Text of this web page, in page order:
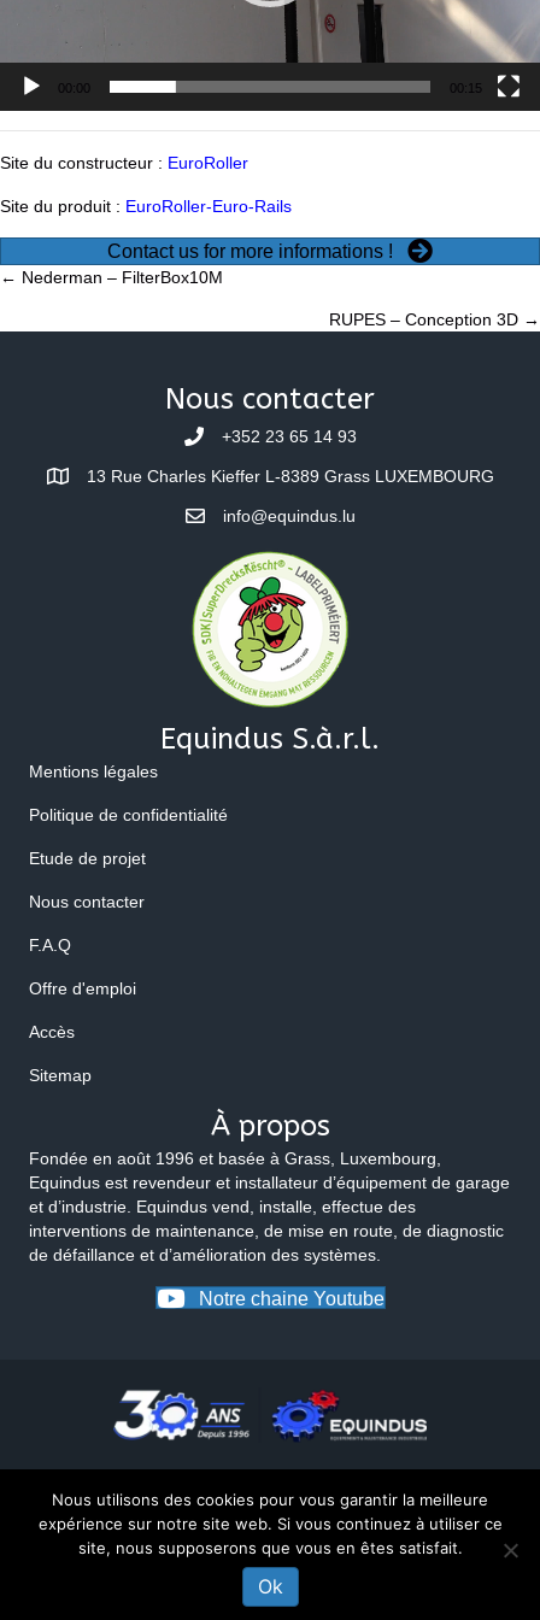
00:00 00:15
Site du constructeur : EuroRoller
Site du produit : EuroRoller-Euro-Rails
Contact us for more informations !
Posts
navigation
← Nederman – FilterBox10M
RUPES – Conception 3D →
Nous contacter
+352 23 65 14 93
13 Rue Charles Kieffer L-8389 Grass LUXEMBOURG
info@equindus.lu
Equindus S.à.r.l.
Mentions légales
Politique de confidentialité
Etude de projet
Nous contacter
F.A.Q
Offre d'emploi
Accès
Sitemap
À propos
Fondée en août 1996 et basée à Grass, Luxembourg,
Equindus est revendeur et installateur d’équipement de garage
et d’industrie. Equindus vend, installe, effectue des
interventions de maintenance, de mise en route, de diagnostic
de défaillance et d’amélioration des systèmes.
Notre chaine Youtube
© 2026 Equindus
UNE QUESTION SUR CE PRODUIT ?
Nous utilisons des cookies pour vous garantir la meilleure
expérience sur notre site web. Si vous continuez à utiliser ce
site, nous supposerons que vous en êtes satisfait.
Ok